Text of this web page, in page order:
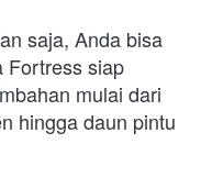
saja, Anda bisa
Fortress siap
mulai dari
hingga daun pintu